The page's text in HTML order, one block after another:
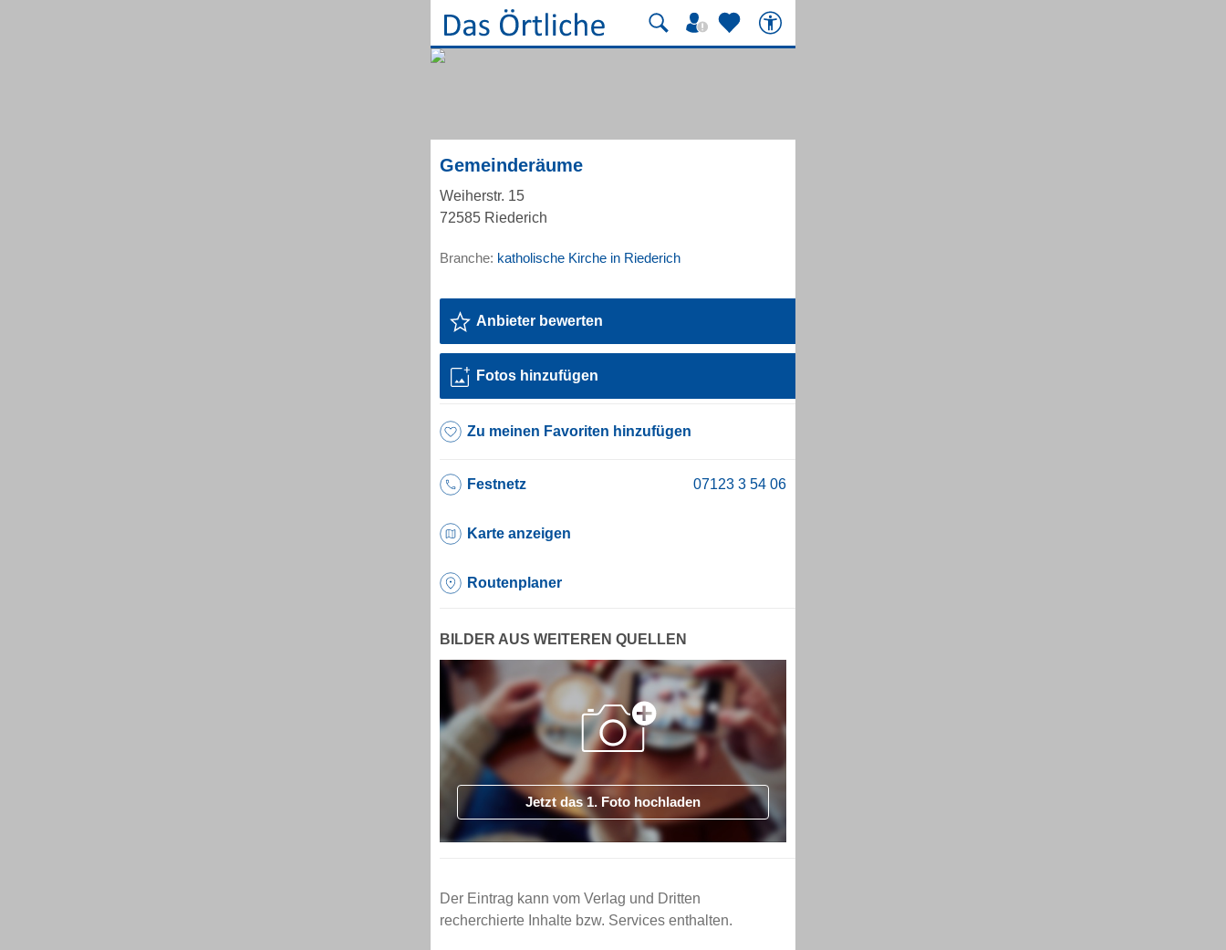
Gemeinderäume
Weiherstr. 15
72585 Riederich
Branche: katholische Kirche in Riederich
Anbieter bewerten
Fotos hinzufügen
Zu meinen Favoriten hinzufügen
Festnetz
Karte anzeigen
Routenplaner
BILDER AUS WEITEREN QUELLEN
Jetzt das 1. Foto hochladen
Der Eintrag kann vom Verlag und Dritten
recherchierte Inhalte bzw. Services enthalten.